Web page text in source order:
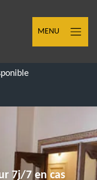
MENU
7j/7 en cas